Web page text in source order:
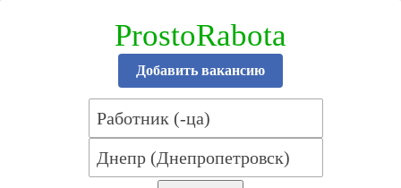
ProstoRabota
Добавить вакансию